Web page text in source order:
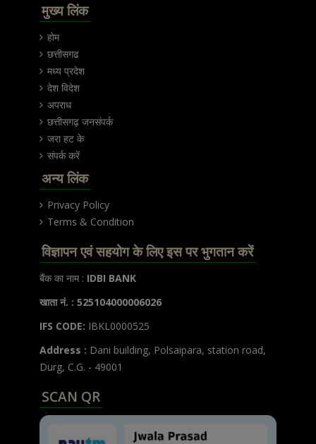
मुख्य लिंक
होम
छत्तीसगढ
मध्य प्रदेश
देश विदेश
अपराध
छत्तीसगढ़ जनसंपर्क
जरा हट के
संपर्क करें
अन्य लिंक
Privacy Policy
Terms & Condition
विज्ञापन एवं सहयोग के लिए इस पर भुगतान करें
बैंक का नाम : IDBI BANK
खाता नं. : 525104000006026
IFS CODE: IBKL0000525
Address : Dani building, Polsaipara, station road,
Durg, C.G. - 49001
SCAN QR